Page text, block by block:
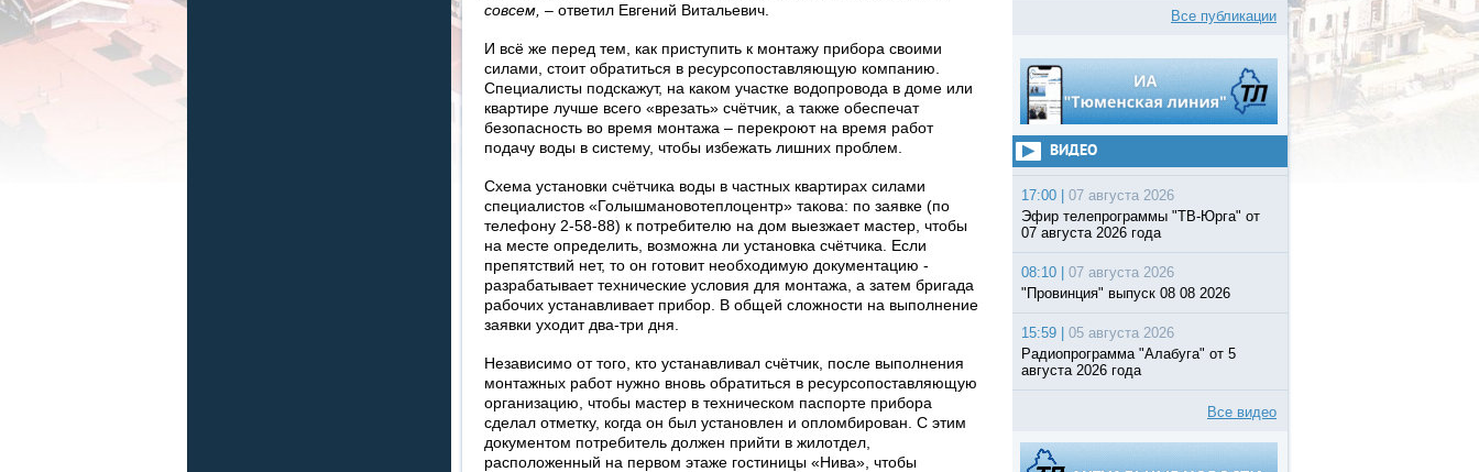
совсем, – ответил Евгений Витальевич.
И всё же перед тем, как приступить к монтажу прибора своими
силами, стоит обратиться в ресурсопоставляющую компанию.
Специалисты подскажут, на каком участке водопровода в доме или
квартире лучше всего «врезать» счётчик, а также обеспечат
безопасность во время монтажа – перекроют на время работ
подачу воды в систему, чтобы избежать лишних проблем.
Схема установки счётчика воды в частных квартирах силами
специалистов «Голышмановотеплоцентр» такова: по заявке (по
телефону 2-58-88) к потребителю на дом выезжает мастер, чтобы
на месте определить, возможна ли установка счётчика. Если
препятствий нет, то он готовит необходимую документацию -
разрабатывает технические условия для монтажа, а затем бригада
рабочих устанавливает прибор. В общей сложности на выполнение
заявки уходит два-три дня.
Независимо от того, кто устанавливал счётчик, после выполнения
монтажных работ нужно вновь обратиться в ресурсопоставляющую
организацию, чтобы мастер в техническом паспорте прибора
сделал отметку, когда он был установлен и опломбирован. С этим
документом потребитель должен прийти в жилотдел,
расположенный на первом этаже гостиницы «Нива», чтобы
Все публикации
ВИДЕО
17:00 |
07 августа 2026
Эфир телепрограммы "ТВ-Юрга" от
07 августа 2026 года
08:10 |
07 августа 2026
"Провинция" выпуск 08 08 2026
15:59 |
05 августа 2026
Радиопрограмма "Алабуга" от 5
августа 2026 года
Все видео